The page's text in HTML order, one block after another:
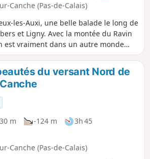
Canche (Pas-de-Calais)
les-Auxi, une belle balade le long de
et Ligny. Avec la montée du Ravin
est vraiment dans un autre monde
avec le chaos final). Parcours
en période humide dans le riez et le
du versant Nord de
m -124 m
3h 45
Canche (Pas-de-Calais)